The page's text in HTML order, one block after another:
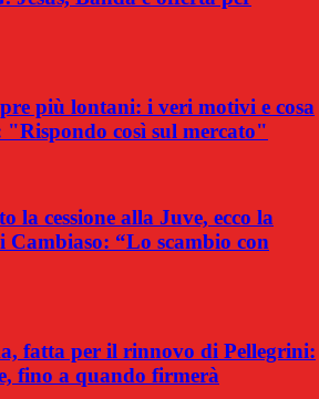
più lontani: i veri motivi e cosa
"Rispondo così sul mercato"
la cessione alla Juve, ecco la
Cambiaso: “Lo scambio con
fatta per il rinnovo di Pellegrini:
fino a quando firmerà